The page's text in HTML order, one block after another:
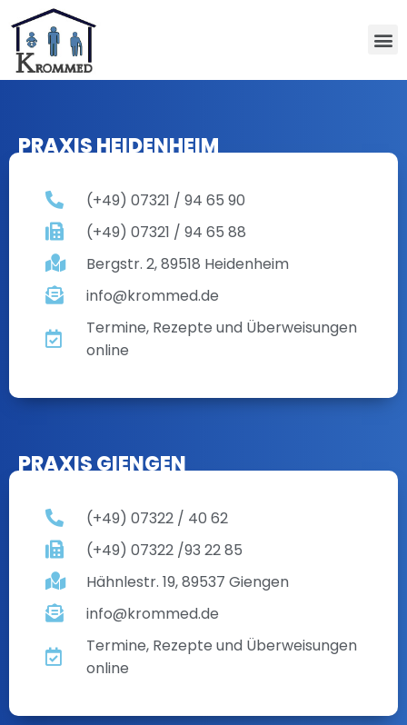
PRAXIS HEIDENHEIM
(+49) 07321 / 94 65 90
(+49) 07321 / 94 65 88
Bergstr. 2, 89518 Heidenheim
info@krommed.de
Termine, Rezepte und Überweisungen
online
PRAXIS GIENGEN
(+49) 07322 / 40 62
(+49) 07322 /93 22 85
Hähnlestr. 19, 89537 Giengen
info@krommed.de
Termine, Rezepte und Überweisungen
online